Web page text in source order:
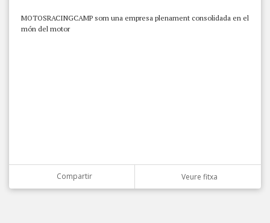
MOTOSRACINGCAMP som una empresa plenament consolidada en el
món del motor
Compartir Veure fitxa